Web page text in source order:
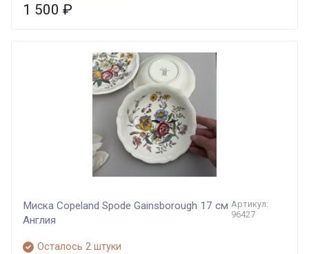
1 500 ₽
Миска Copeland Spode Gainsborough 17 см
Англия
Артикул:
96427
Осталось 2 штуки